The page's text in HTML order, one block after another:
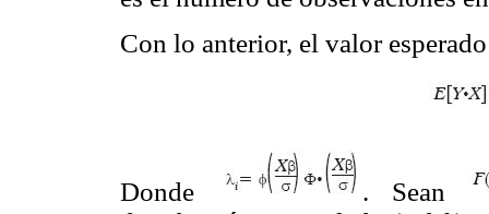
Con lo anterior, el valor
Donde
. Sean